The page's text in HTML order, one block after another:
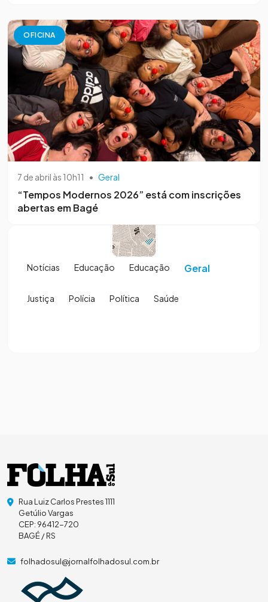
OFICINA
7 de abril às 10h11 • Geral
“Tempos Modernos 2026” está com inscrições
abertas em Bagé
Notícias Educação Educação Geral
Justiça Polícia Política Saúde
Rua Luiz Carlos Prestes 1111
Getúlio Vargas
CEP: 96412-720
BAGÉ / RS
folhadosul@jornalfolhadosul.com.br